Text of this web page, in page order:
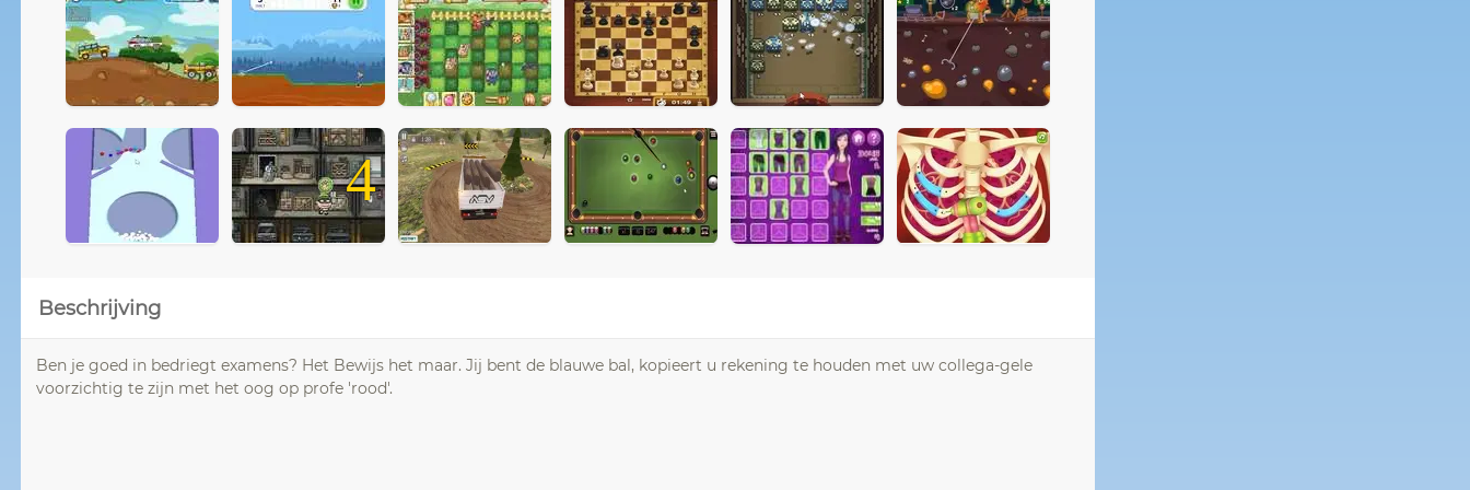
4
Beschrijving
Ben je goed in bedriegt examens? Het Bewijs het maar. Jij bent de blauwe bal, kopieert u rekening te houden met uw collega-gele
voorzichtig te zijn met het oog op profe 'rood'.